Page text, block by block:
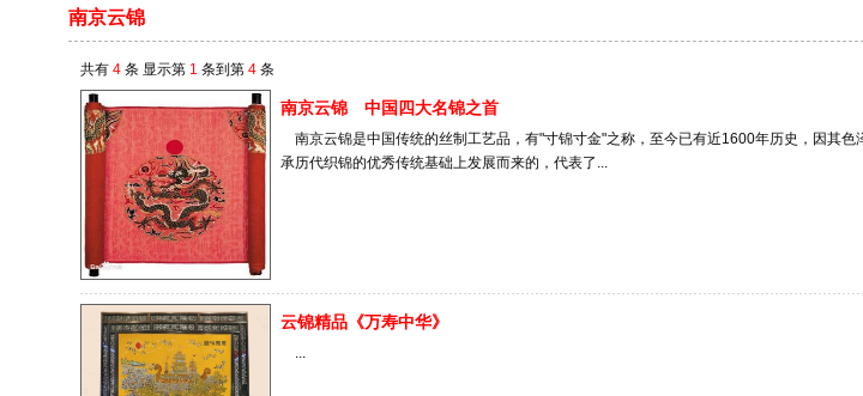
南京云锦
共有4条 显示第 1 条到第4条
南京云锦 中国四大名锦之首
南京云锦是中国传统的丝制工艺品，有"寸锦寸金"之称，至今已有近1600年历史，因其
承历代织锦的优秀传统基础上发展而来的，代表了...
云锦精品《万寿中华》